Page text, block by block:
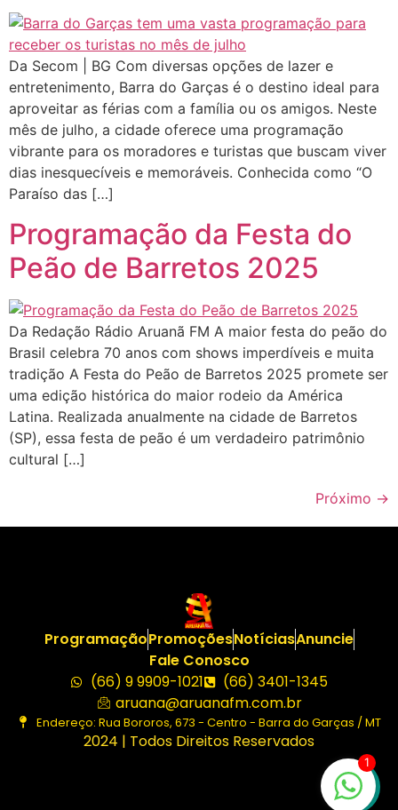
Da Secom | BG Com diversas opções de lazer e
entretenimento, Barra do Garças é o destino ideal para
aproveitar as férias com a família ou os amigos. Neste
mês de julho, a cidade oferece uma programação
vibrante para os moradores e turistas que buscam viver
dias inesquecíveis e memoráveis. Conhecida como “O
Paraíso das […]
Programação da Festa do
Peão de Barretos 2025
Da Redação Rádio Aruanã FM A maior festa do peão do
Brasil celebra 70 anos com shows imperdíveis e muita
tradição A Festa do Peão de Barretos 2025 promete ser
uma edição histórica do maior rodeio da América
Latina. Realizada anualmente na cidade de Barretos
(SP), essa festa de peão é um verdadeiro patrimônio
cultural […]
Próximo →
ProgramaçãoPromoçõesNotíciasAnuncie
Fale Conosco
(66) 9 9909-1021
(66) 3401-1345
aruana@aruanafm.com.br
Endereço: Rua Bororos, 673 - Centro - Barra do Garças / MT
2024 | Todos Direitos Reservados
1